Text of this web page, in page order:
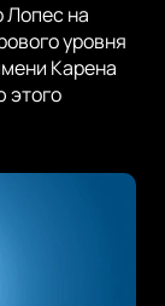
Лопес на
уровня
Карена
этого